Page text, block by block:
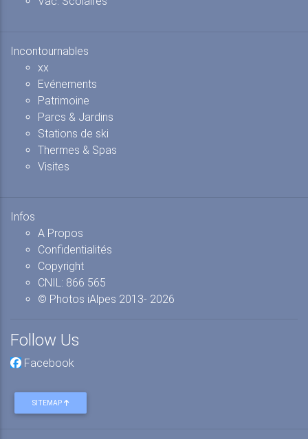
Incontournables
xx
Evénements
Patrimoine
Parcs & Jardins
Stations de ski
Thermes & Spas
Visites
Infos
A Propos
Confidentialités
Copyright
CNIL: 866 565
© Photos iAlpes 2013- 2026
Follow Us
Facebook
SITEMAP